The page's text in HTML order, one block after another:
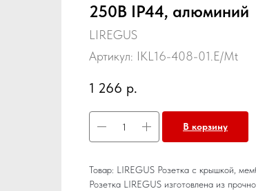
250В IP44, алюминий
LIREGUS
Артикул: IKL16-408-01.E/Mt
1 266 р.
В корзину
Товар: LIREGUS Розетка с крышкой,
Розетка LIREGUS изготовлена из